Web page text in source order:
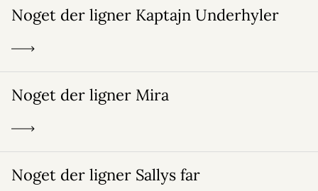
Noget der ligner Kaptajn Underhyler
Noget der ligner Mira
Noget der ligner Sallys far